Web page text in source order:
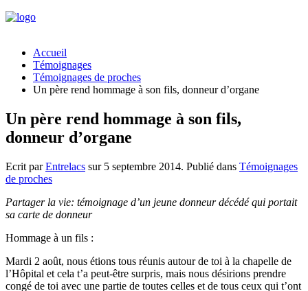
Accueil
Témoignages
Témoignages de proches
Un père rend hommage à son fils, donneur d’organe
Un père rend hommage à son fils,
donneur d’organe
Ecrit parEntrelacs sur 5 septembre 2014. Publié dans Témoignages
de proches
Partager la vie: témoignage d’un jeune donneur décédé qui portait
sa carte de donneur
Hommage à un fils :
Mardi 2 août, nous étions tous réunis autour de toi à la chapelle de
l’Hôpital et cela t’a peut-être surpris, mais nous désirions prendre
congé de toi avec une partie de toutes celles et de tous ceux qui t’ont